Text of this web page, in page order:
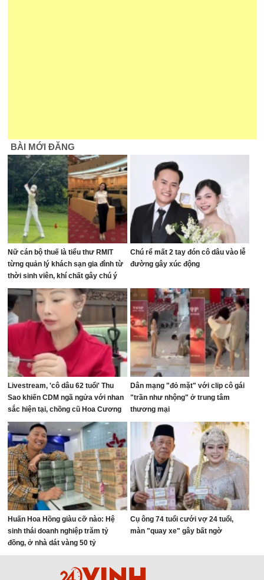
BÀI MỚI ĐĂNG
Nữ cán bộ thuế là tiểu thư RMIT
từng quản lý khách sạn gia đình từ
thời sinh viên, khí chất gây chú ý
trên sân golf
Chú rể mất 2 tay đón cô dâu vào lễ
đường gây xúc động
Livestream, 'cô dâu 62 tuổi' Thu
Sao khiến CDM ngã ngửa với nhan
sắc hiện tại, chồng cũ Hoa Cương
bị réo tên
Dân mạng "đỏ mặt" với clip cô gái
"trần như nhộng" ở trung tâm
thương mại
Huấn Hoa Hồng giàu cỡ nào: Hệ
sinh thái doanh nghiệp trăm tỷ
đồng, ở nhà dát vàng 50 tỷ
Cụ ông 74 tuổi cưới vợ 24 tuổi,
màn "quay xe" gây bất ngờ